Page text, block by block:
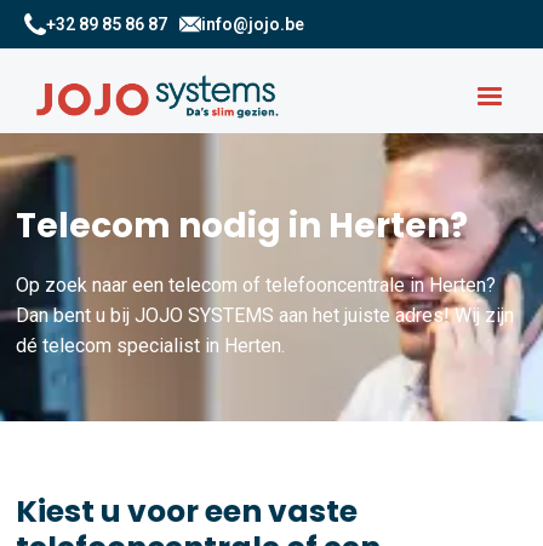
+32 89 85 86 87 info@jojo.be
Telecom nodig in Herten?
Op zoek naar een telecom of telefooncentrale in Herten?
Dan bent u bij JOJO SYSTEMS aan het juiste adres! Wij zijn
dé telecom specialist in Herten.
Kiest u voor een vaste